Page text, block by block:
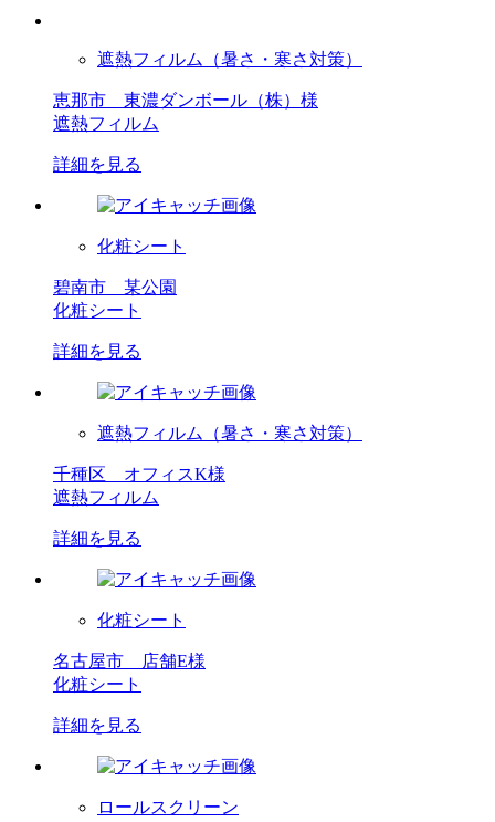
遮熱フィルム（暑さ・寒さ対策）
恵那市 東濃ダンボール（株）様
遮熱フィルム
詳細を見る
化粧シート
碧南市 某公園
化粧シート
詳細を見る
遮熱フィルム（暑さ・寒さ対策）
千種区 オフィスK様
遮熱フィルム
詳細を見る
化粧シート
名古屋市 店舗E様
化粧シート
詳細を見る
ロールスクリーン